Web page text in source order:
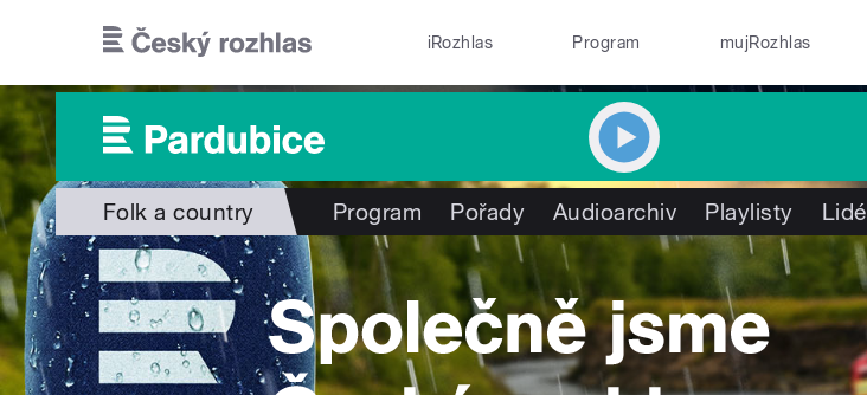
iRozhlas Program mujRozhlas
Folk a country Program Pořady Audioarchiv Playlisty Lidé